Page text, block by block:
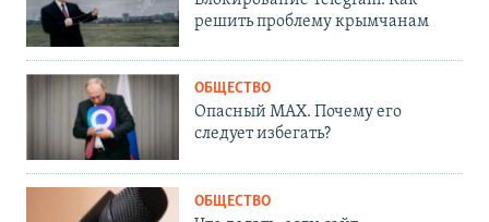
решить проблему крымчанам
ОБЩЕСТВО
Опасный MAX. Почему его
следует избегать?
ОБЩЕСТВО